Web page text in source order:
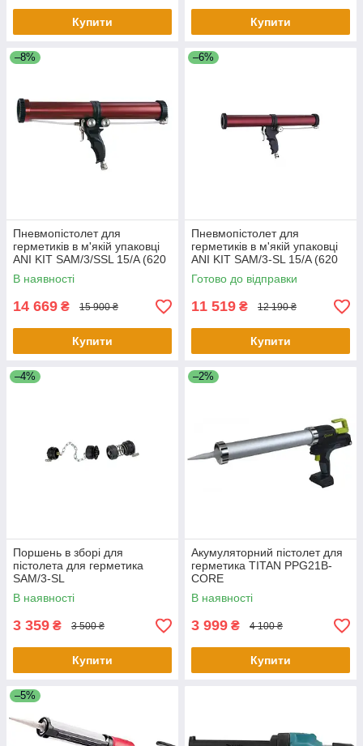
Купити Купити
–8%
Пневмопістолет для
герметиків в м'якій упаковці
ANI KIT SAM/3/SSL 15/A (620
мл)
В наявності
14 669 ₴ 15 900 ₴
Купити
–6%
Пневмопістолет для
герметиків в м'якій упаковці
ANI KIT SAM/3-SL 15/A (620
мл)
Готово до відправки
11 519 ₴ 12 190 ₴
Купити
–4%
Поршень в зборі для
пістолета для герметика
SAM/3-SL
В наявності
3 359 ₴ 3 500 ₴
Купити
–2%
Акумуляторний пістолет для
герметика TITAN PPG21B-
CORE
В наявності
3 999 ₴ 4 100 ₴
Купити
–5%